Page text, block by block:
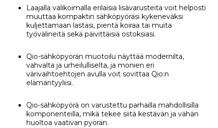
Laajalla valikoimalla erilaisia lisävarusteita voit helposti
muuttaa kompaktin sähköpyöräsi kykeneväksi
kuljettamaan lastasi, pientä koiraa tai muita
työvälineitä sekä päivittäisiä ostoksiasi.
Qio-sähköpyörän muotoilu näyttää modernilta,
vahvalta ja urheilulliselta, ja monien eri
värivaihtoehtojen avulla voit sovittaa Qio:n
elämäntyyliisi.
Qio-sähköpyörä on varustettu parhailla mahdollisilla
komponenteilla, mikä tekee siitä kestävän ja vähän
huoltoa vaativan pyörän.